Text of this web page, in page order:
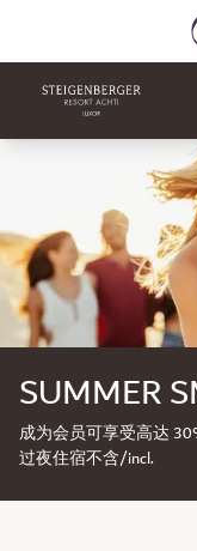
SUMMER
成为会员可享受高达
过夜住宿不含/incl.